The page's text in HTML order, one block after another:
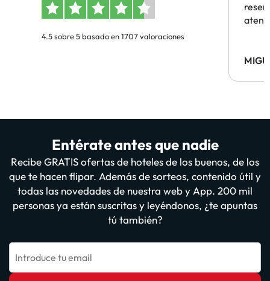
4.5 sobre 5 basado en 1707 valoraciones
Entérate antes que nadie
Recibe GRATIS ofertas de hoteles de los buenos, de los
que te hacen flipar. Además de sorteos, contenido útil y
todas las novedades de nuestra web y App. 200 mil
personas ya están suscritas y leyéndonos, ¿te apuntas
tú también?
Introduce tu email